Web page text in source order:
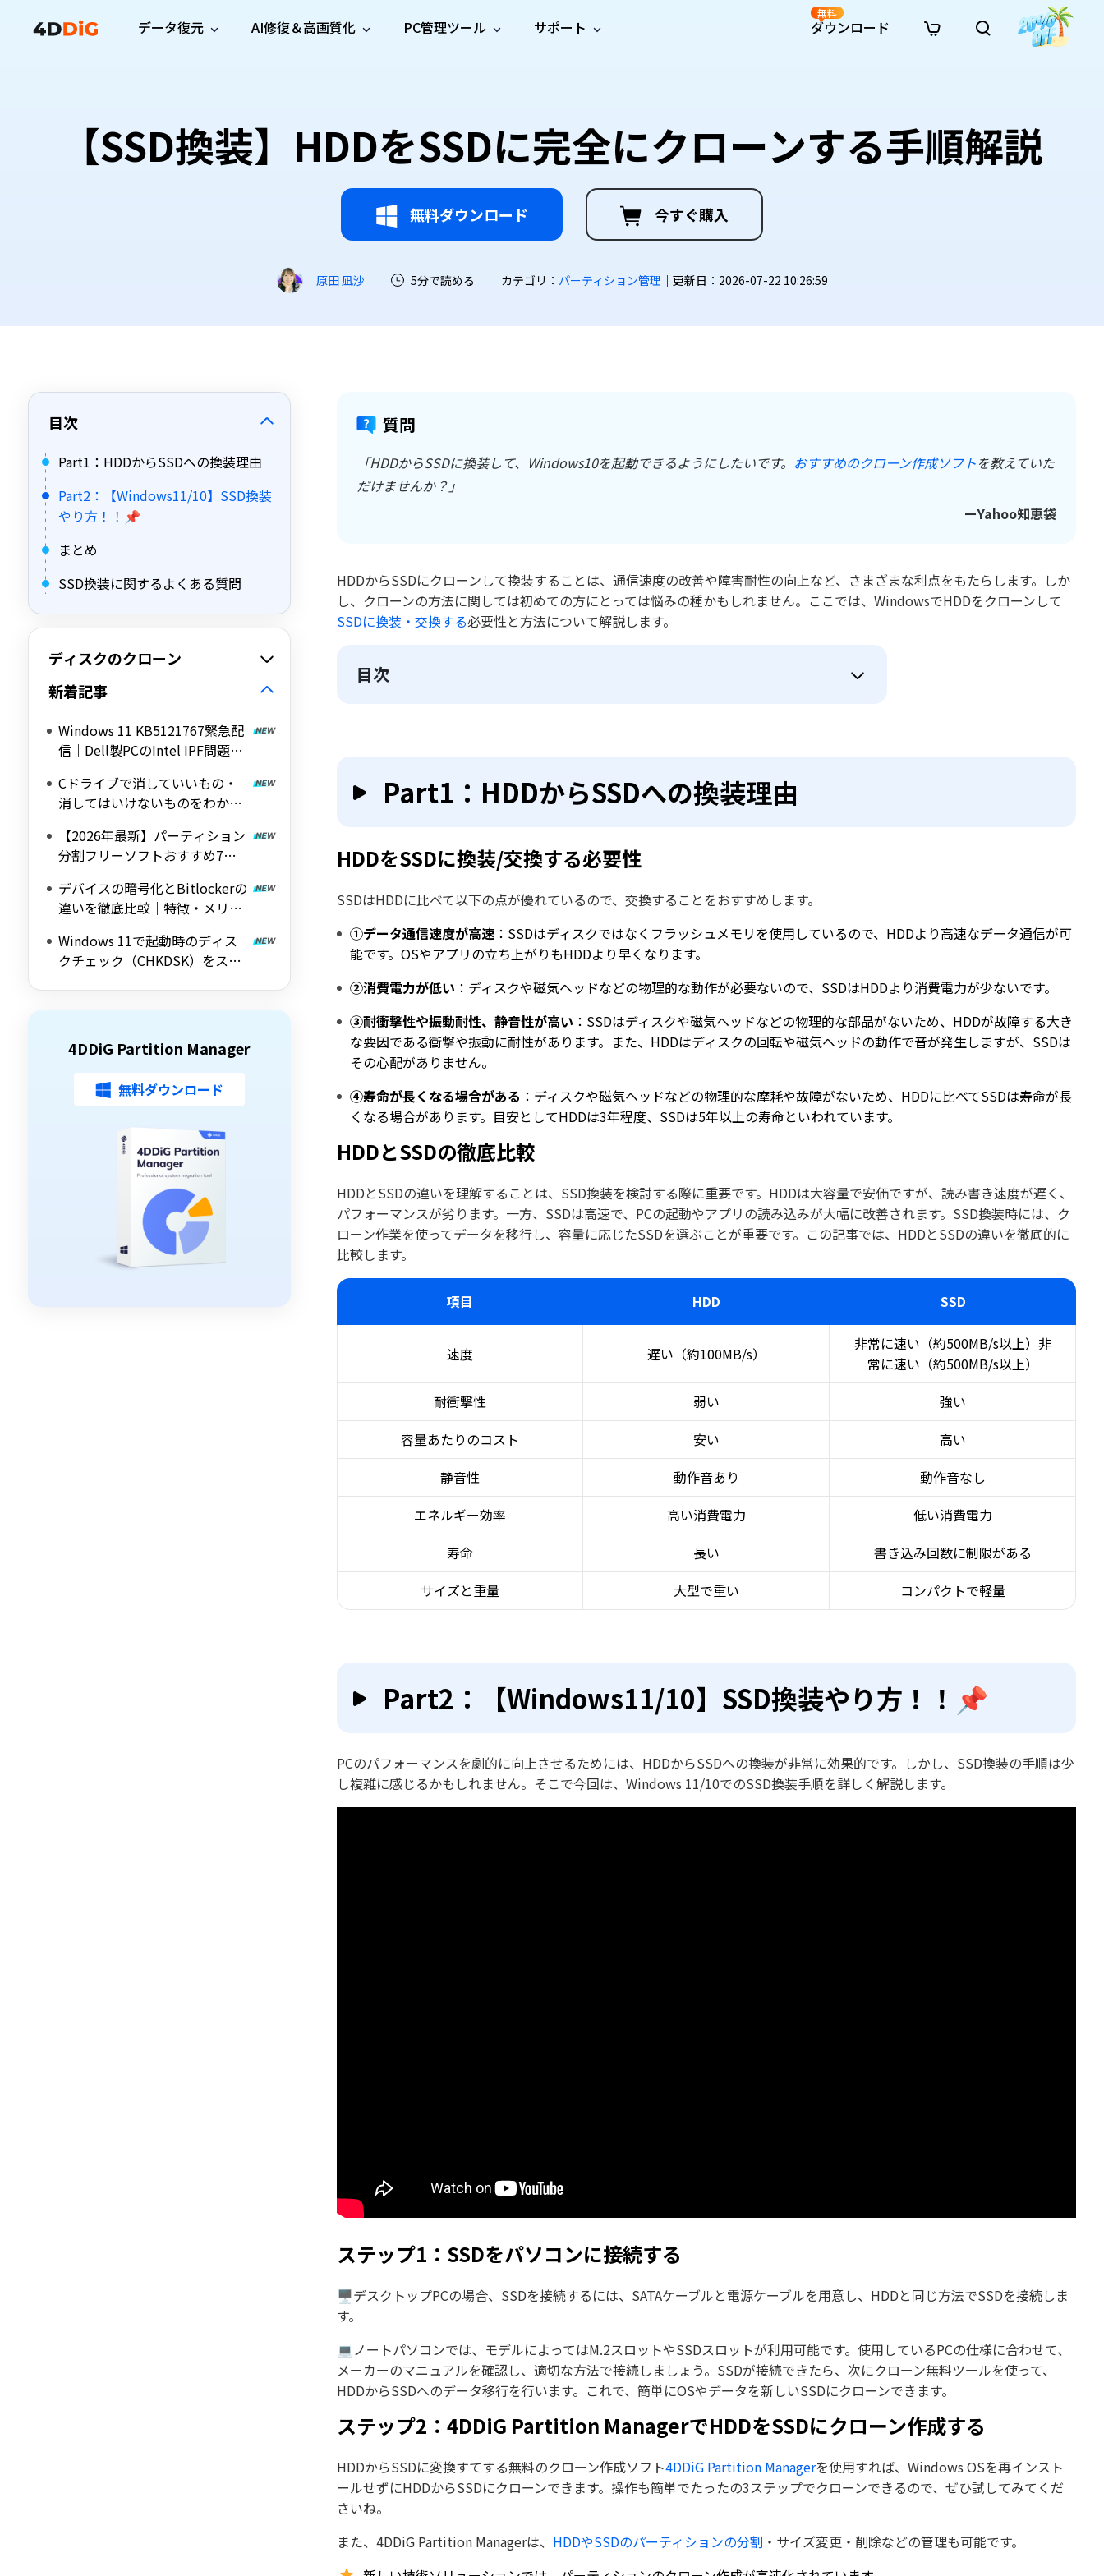
データ復元
プロ版 無料版
WhatsApp データ復元
WhatsAppのデータを復元
LINE データ復元
LINEのデータを復元
· USBデータ復元
· ゴミ箱復元
· ファイル復元
· エクセル復元
· 写真復元
· 動画復元
AI修復＆高画質化
動画修
復
写真修
復
メント
修復
音声修
復
動画高
画質化
写真高
画質化
オンライン写真修復
オンラインファイル修復
· シネマ風AI画像プロンプト
· アニメ実写化プロンプト
PC管理ツール
Windows向けディスク管理ツール
重複ファイルを検出・削除
Tenorshare Cleamio
新製
Macを徹底クリーンアップ＆最適化
WindowsのDLLエラーを修復
Email Repair
破損したPST/OSTファイルを修復
· ハードディスクをクローン
· 重複検索（Mac）
· Cドライブを拡張
· ディスク容量を解放
· MBRをGPTに変換
· Macストレージを整理
サポート
ガイド・お問い合わせ
サブスク更新情報
ユーザーガイドセンター
使い方ガイド
ヒントと対処法
ダウンロード
無料
【SSD換装】HDDをSSDに完全にクローンする手順解説
無料ダウンロード 今すぐ購入
原田 凪沙 5分で読める カテゴリ： パーティション管理 ｜更新日：2026-07-22 10:26:59
目次
Part1：HDDからSSDへの換装理由
Part2：【Windows11/10】SSD換装
やり方！！📌
まとめ
SSD換装に関するよくある質問
ディスクのクローン
新着記事
Windows 11 KB5121767緊急配
信｜Dell製PCのIntel IPF問題を
デート
Cドライブで消していいもの・
消してはいけないものをわかり
【2026年最新】パーティション
分割フリーソフトおすすめ7選
ールを紹介
デバイスの暗号化とBitlockerの
違いを徹底比較｜特徴・メリッ
解説
Windows 11で起動時のディス
クチェック（CHKDSK）をスキ
4DDiG Partition Manager
無料ダウンロード
質問
「HDDからSSDに換装して、Windows10を起動できるようにしたいです。 おすすめのクローン作成ソフトを教えていた
だけませんか？」
ーYahoo知恵袋
HDDからSSDにクローンして換装することは、通信速度の改善や障害耐性の向上など、さまざまな利点をもたらします。しか
し、クローンの方法に関しては初めての方にとっては悩みの種かもしれません。ここでは、WindowsでHDDをクローンして
SSDに換装・交換する必要性と方法について解説します。
目次
Part1：HDDからSSDへの換装理由
HDDをSSDに換装/交換する必要性
SSDはHDDに比べて以下の点が優れているので、交換することをおすすめします。
①データ通信速度が高速 ：SSDはディスクではなくフラッシュメモリを使用しているので、HDDより高速なデータ通信が可
能です。OSやアプリの立ち上がりもHDDより早くなります。
②消費電力が低い ：ディスクや磁気ヘッドなどの物理的な動作が必要ないので、SSDはHDDより消費電力が少ないです。
③耐衝撃性や振動耐性、静音性が高い ：SSDはディスクや磁気ヘッドなどの物理的な部品がないため、HDDが故障する大き
な要因である衝撃や振動に耐性があります。また、HDDはディスクの回転や磁気ヘッドの動作で音が発生しますが、SSDは
その心配がありません。
④寿命が長くなる場合がある ：ディスクや磁気ヘッドなどの物理的な摩耗や故障がないため、HDDに比べてSSDは寿命が長
くなる場合があります。目安としてHDDは3年程度、SSDは5年以上の寿命といわれています。
HDDとSSDの徹底比較
HDDとSSDの違いを理解することは、SSD換装を検討する際に重要です。HDDは大容量で安価ですが、読み書き速度が遅く、
パフォーマンスが劣ります。一方、SSDは高速で、PCの起動やアプリの読み込みが大幅に改善されます。SSD換装時には、ク
ローン作業を使ってデータを移行し、容量に応じたSSDを選ぶことが重要です。この記事では、HDDとSSDの違いを徹底的に
比較します。
項目 HDD SSD
速度 遅い（約100MB/s）
非常に速い（約500MB/s以上）非
常に速い（約500MB/s以上）
耐衝撃性
弱い
強い
容量あたりのコスト
安い
高い
静音性
動作音あり
動作音なし
エネルギー効率
高い消費電力
低い消費電力
寿命
長い
書き込み回数に制限がある
サイズと重量
大型で重い コンパクトで軽量
Part2：【Windows11/10】SSD換装やり方！！📌
PCのパフォーマンスを劇的に向上させるためには、HDDからSSDへの換装が非常に効果的です。しかし、SSD換装の手順は少
し複雑に感じるかもしれません。そこで今回は、Windows 11/10でのSSD換装手順を詳しく解説します。
ステップ1：SSDをパソコンに接続する
🖥デスクトップPCの場合、SSDを接続するには、SATAケーブルと電源ケーブルを用意し、HDDと同じ方法でSSDを接続しま
す。
💻ノートパソコンでは、モデルによってはM.2スロットやSSDスロットが利用可能です。使用しているPCの仕様に合わせて、
メーカーのマニュアルを確認し、適切な方法で接続しましょう。SSDが接続できたら、次にクローン無料ツールを使って、
HDDからSSDへのデータ移行を行います。これで、簡単にOSやデータを新しいSSDにクローンできます。
ステップ2：4DDiG Partition ManagerでHDDをSSDにクローン作成する
HDDからSSDに変換すてする無料のクローン作成ソフト4DDiG Partition Managerを使用すれば、Windows OSを再インスト
ールせずにHDDからSSDにクローンできます。操作も簡単でたったの3ステップでクローンできるので、ぜひ試してみてくだ
さいね。
また、4DDiG Partition Managerは、 HDDやSSDのパーティションの分割 ・サイズ変更・削除などの管理も可能です。